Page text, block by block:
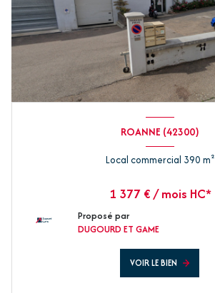
ROANNE (42300)
Local commercial 390 m²
1 377 € / mois HC*
Proposé par
DUGOURD ET GAME
VOIR LE BIEN